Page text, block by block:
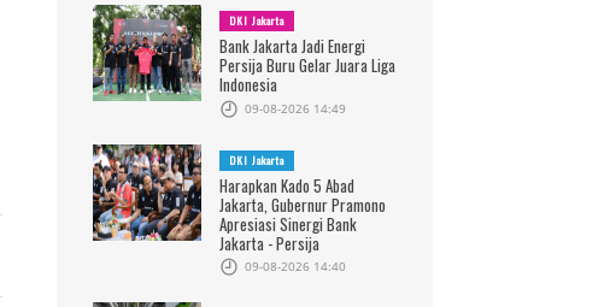
DKI Jakarta
Bank Jakarta Jadi Energi
Persija Buru Gelar Juara Liga
Indonesia
09-08-2026 14:49
DKI Jakarta
Harapkan Kado 5 Abad
Jakarta, Gubernur Pramono
Apresiasi Sinergi Bank
Jakarta - Persija
09-08-2026 14:40